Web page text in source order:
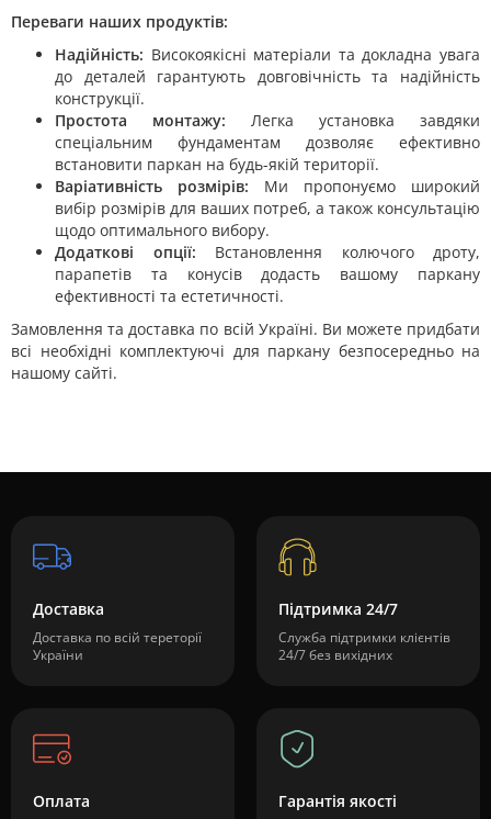
Переваги наших продуктів:
Надійність: Високоякісні матеріали та докладна увага
до деталей гарантують довговічність та надійність
конструкції.
Простота монтажу: Легка установка завдяки
спеціальним фундаментам дозволяє ефективно
встановити паркан на будь-якій території.
Варіативність розмірів: Ми пропонуємо широкий
вибір розмірів для ваших потреб, а також консультацію
щодо оптимального вибору.
Додаткові опції: Встановлення колючого дроту,
парапетів та конусів додасть вашому паркану
ефективності та естетичності.
Замовлення та доставка по всій Україні. Ви можете придбати
всі необхідні комплектуючі для паркану безпосередньо на
нашому сайті.
Доставка
Доставка по всій тереторії
України
Підтримка 24/7
Служба підтримки клієнтів
24/7 без вихідних
Оплата Гарантія якості